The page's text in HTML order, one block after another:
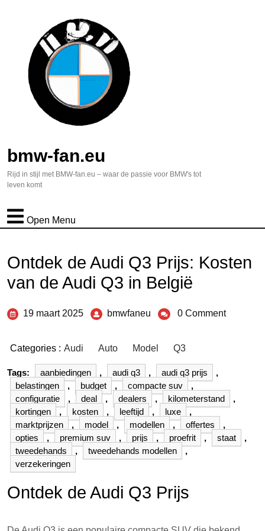
bmw-fan.eu
Rijd in stijl met BMW-fan.eu – waar de passie voor BMW's tot
leven komt
Open Menu
Ontdek de Audi Q3 Prijs: Kosten
van de Audi Q3 in België
19 maart 2025 bmwfaneu 0 Comment
Categories : Audi Auto Model Q3
Tags: aanbiedingen , audi q3 , audi q3 prijs
,
belastingen
, budget , compacte suv
,
configuratie
, deal , dealers , kilometerstand
,
kortingen
, kosten , leeftijd , luxe
,
marktprijzen
, model , modellen , offertes
,
opties
, premium suv , prijs , proefrit , staat
,
tweedehands
, tweedehands modellen
,
verzekeringen
Ontdek de Audi Q3 Prijs